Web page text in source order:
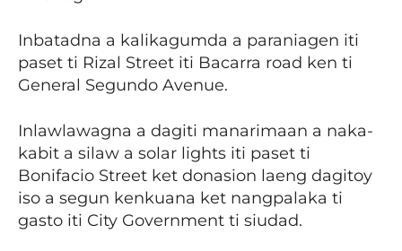
Inbatadna a kalikagumda a paraniagen iti
paset ti Rizal Street iti Bacarra road ken ti
General Segundo Avenue.
Inlawlawagna a dagiti manarimaan a naka-
kabit a silaw a solar lights iti paset ti
Bonifacio Street ket donasion laeng dagitoy
iso a segun kenkuana ket nangpalaka ti
gasto iti City Government ti siudad.